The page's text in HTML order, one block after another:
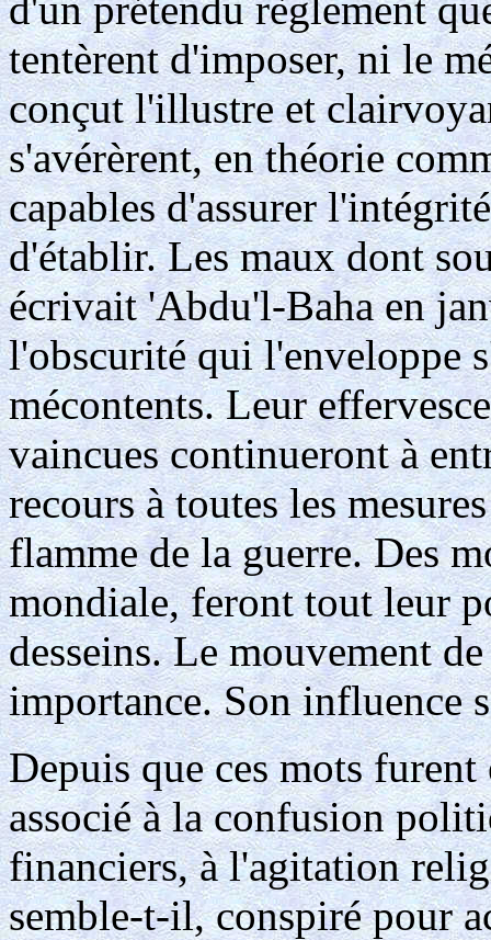
tentèrent d'imposer, ni le
conçut l'illustre et
s'avérèrent, en théorie
capables d'assurer
d'établir. Les maux dont
écrivait 'Abdu'l-Baha en
l'obscurité qui l'enveloppe
mécontents. Leur
vaincues continueront à
recours à toutes les
flamme de la guerre. Des
mondiale, feront tout leur
desseins. Le mouvement
importance. Son influence
Depuis que ces mots
associé à la confusion
financiers, à l'agitation
semble-t-il, conspiré pour